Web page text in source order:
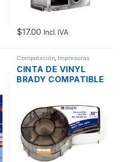
$17.00 Incl. IVA
Computación, Impresoras
CINTA DE VINYL
BRADY COMPATIBLE
BLANCO DE 12.7MM
6.4MTS.